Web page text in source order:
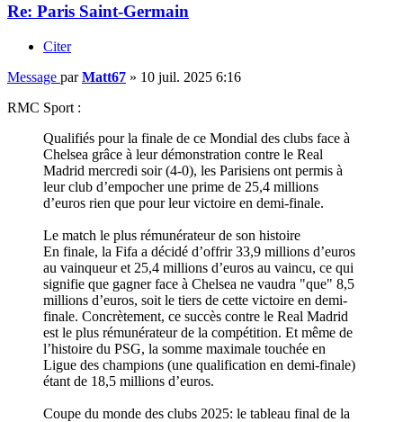
Re: Paris Saint-Germain
Citer
Message parMatt67 » 10 juil. 2025 6:16
RMC Sport :
Qualifiés pour la finale de ce Mondial des clubs face à
Chelsea grâce à leur démonstration contre le Real
Madrid mercredi soir (4-0), les Parisiens ont permis à
leur club d’empocher une prime de 25,4 millions
d’euros rien que pour leur victoire en demi-finale.
Le match le plus rémunérateur de son histoire
En finale, la Fifa a décidé d’offrir 33,9 millions d’euros
au vainqueur et 25,4 millions d’euros au vaincu, ce qui
signifie que gagner face à Chelsea ne vaudra "que" 8,5
millions d’euros, soit le tiers de cette victoire en demi-
finale. Concrètement, ce succès contre le Real Madrid
est le plus rémunérateur de la compétition. Et même de
l’histoire du PSG, la somme maximale touchée en
Ligue des champions (une qualification en demi-finale)
étant de 18,5 millions d’euros.
Coupe du monde des clubs 2025: le tableau final de la